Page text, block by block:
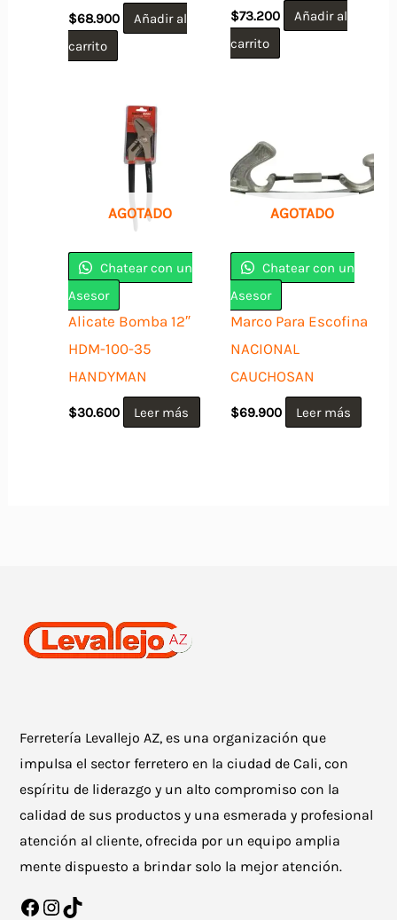
$68.900
Añadir al
carrito
$73.200
Añadir al
carrito
AGOTADO
Chatear con un
Asesor
Alicate Bomba 12″
HDM-100-35
HANDYMAN
$30.600 Leer más
AGOTADO
Chatear con un
Asesor
Marco Para Escofina
NACIONAL
CAUCHOSAN
$69.900 Leer más
Ferretería Levallejo AZ, es una organización que
impulsa el sector ferretero en la ciudad de Cali, con
espíritu de liderazgo y un alto compromiso con la
calidad de sus productos y una esmerada y profesional
atención al cliente, ofrecida por un equipo amplia
mente dispuesto a brindar solo la mejor atención.
Facebook
Instagram
TikTok